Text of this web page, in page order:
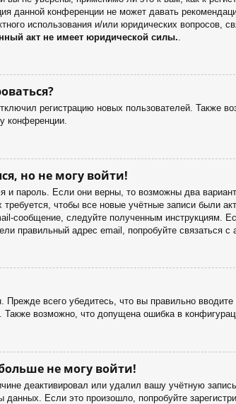
данной конференции не может давать
использования и/или юридических вопросов,
акт не имеет юридической силы.
регистрацию новых пользователей. Также
конференции.
но не могу войти!
и пароль. Если они верны, то возможны два
чтобы все новые учётные записи были
сообщение, следуйте полученным инструкциям.
правильный адрес email, попробуйте связаться с
Прежде всего убедитесь, что вы правильно
возможно, что допущена ошибка в
не могу войти!
деактивировал или удалил вашу учётную
Если это произошло, попробуйте